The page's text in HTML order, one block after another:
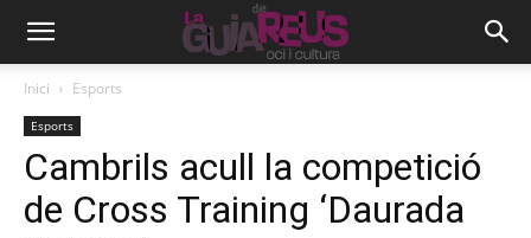
Inici Esports
Esports
Cambrils acull la competició
de Cross Training ‘Daurada